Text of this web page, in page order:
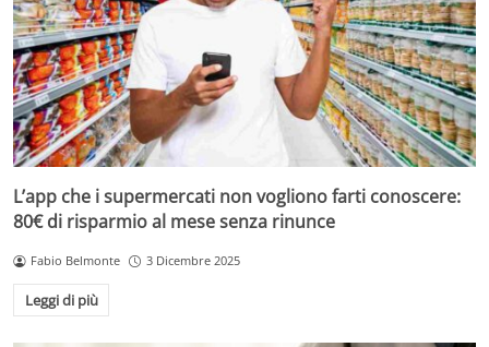
L’app che i supermercati non vogliono farti conoscere:
80€ di risparmio al mese senza rinunce
Fabio Belmonte 3 Dicembre 2025
Leggi di più